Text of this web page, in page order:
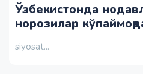
Ўзбекистонда
норозилар
siyosat...